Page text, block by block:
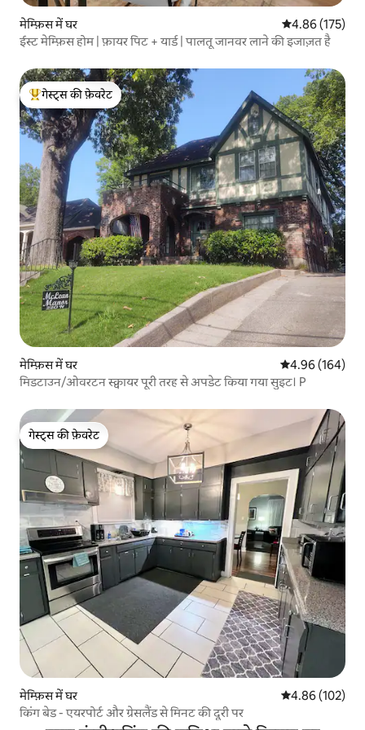
मेम्फ़िस में घर औसत रेटिंग 5 में से
4.86 (175)
ईस्ट मेम्फ़िस होम | फ़ायर पिट + यार्ड | पालतू जानवर लाने की इजाज़त है
गेस्ट्स का टॉप फ़ेवरेट
गेस्ट्स की फ़ेवरेट
मेम्फ़िस में घर औसत रेटिंग 5 में से
4.96 (164)
मिडटाउन/ओवरटन स्क्वायर पूरी तरह से अपडेट किया गया सुइट। P
गेस्ट्स की फ़ेवरेट
गेस्ट्स की फ़ेवरेट
मेम्फ़िस में घर औसत रेटिंग 5 में से
4.86 (102)
किंग बेड - एयरपोर्ट और ग्रेसलैंड से मिनट की दूरी पर